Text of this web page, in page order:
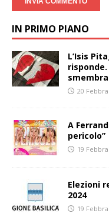
IN PRIMO PIANO
L’Isis
20
A
pericolo”
19
Elezioni
2024
19